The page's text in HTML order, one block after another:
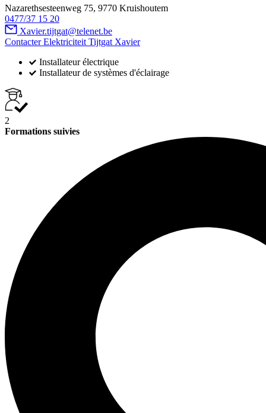
Nazarethsesteenweg 75, 9770 Kruishoutem
0477/37 15 20
Xavier.tijtgat@telenet.be
Contacter Elektriciteit Tijtgat Xavier
Installateur électrique
Installateur de systèmes d'éclairage
2
Formations suivies